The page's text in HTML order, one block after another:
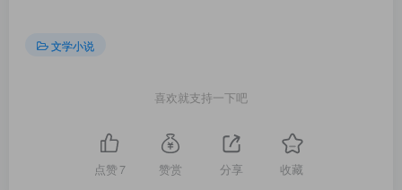
文学小说
喜欢就支持一下吧
点赞7 赞赏 分享 收藏